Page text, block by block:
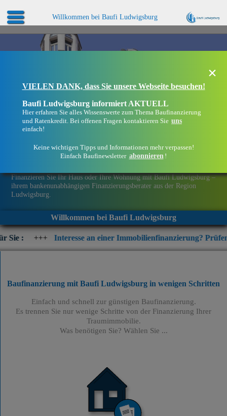
Willkommen bei Baufi Ludwigsburg
Finanzieren Sie Ihr Haus oder Ihre Wohnung mit Baufi Ludwigsburg –
ihrem bankenunabhängigen Finanzierungsberater aus der Region
Ludwigsburg.
Willkommen bei Baufi Ludwigsburg
Interesse an einer Immobilienfinanzierung? Prüfen Sie jetzt
×
VIELEN DANK, dass Sie unsere Webseite besuchen!
Baufi Ludwigsburg informiert AKTUELL
Hier erfahren Sie alles Wissenswerte zum Thema Baufinanzierung
und Ratenkredit. Bei offenen Fragen kontaktieren Sie uns
einfach!
Keine wichtigen Tipps und Informationen mehr verpassen!
Einfach Baufinewsletter abonnieren !
Baufinanzierung mit Baufi Ludwigsburg in wenigen Schritten
Einfach und schnell zur günstigen Baufinanzierung.
Es trennen Sie nur wenige Schritte von der Finanzierung Ihrer
Traumimmobilie.
Was benötigen Sie? Wählen Sie ...